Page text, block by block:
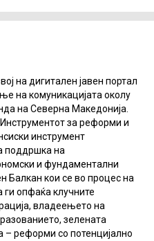
на дигитален јавен портал
на комуникацијата околу
на Северна Македонија.
за реформи и
инструмент
поддршка на
и фундаментални
Балкан кои се во процес на
опфаќа клучните
владеењето на
зелената
– реформи со потенцијално